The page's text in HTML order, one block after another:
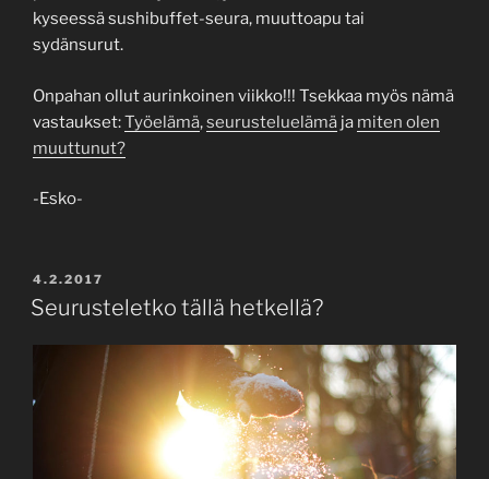
kyseessä sushibuffet-seura, muuttoapu tai
sydänsurut.
Onpahan ollut aurinkoinen viikko!!! Tsekkaa myös nämä
vastaukset:Työelämä,seurusteluelämä ja miten olen
muuttunut?
-Esko-
POSTED
ON
4.2.2017
Seurusteletko tällä hetkellä?